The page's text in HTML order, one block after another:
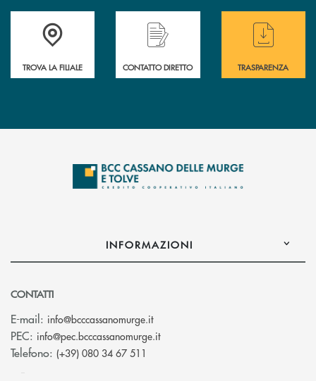
Accedi all' elenco completo delle filiali
TROVA LA FILIALE
Hai bisogno di assistenza immediata ?
CONTATTO DIRETTO
Hai bisogno di
TRASPARENZA
INFORMAZIONI
CONTATTI
E-mail: info@bcccassanomurge.it(si apre l’app di posta elettronica)
PEC: info@pec.bcccassanomurge.it(si apre l’app di posta
Telefono: (+39) 080 34 67 511